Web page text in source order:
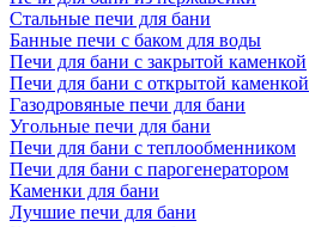
Стальные печи для бани
Банные печи с баком для воды
Печи для бани с закрытой каменкой
Печи для бани с открытой каменкой
Газодровяные печи для бани
Угольные печи для бани
Печи для бани с теплообменником
Печи для бани с парогенератором
Каменки для бани
Лучшие печи для бани